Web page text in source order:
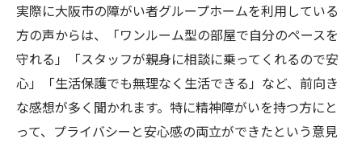
実際に大阪市の障がい者グループホームを利用している
方の声からは、「ワンルーム型の部屋で自分のペースを
守れる」「スタッフが親身に相談に乗ってくれるので安
心」「生活保護でも無理なく生活できる」など、前向き
な感想が多く聞かれます。特に精神障がいを持つ方にと
って、プライバシーと安心感の両立ができたという意見